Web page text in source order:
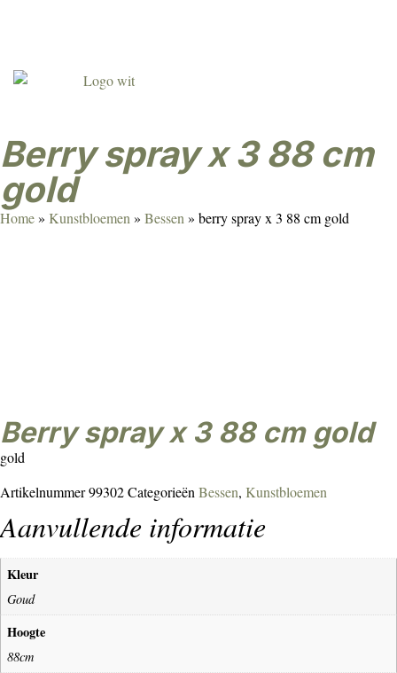
berry spray x 3 88 cm
gold
Home» Kunstbloemen » Bessen » berry spray x 3 88 cm gold
berry spray x 3 88 cm gold
gold
Artikelnummer99302Categorieën Bessen, Kunstbloemen
Aanvullende informatie
Kleur
Goud
Hoogte
88cm